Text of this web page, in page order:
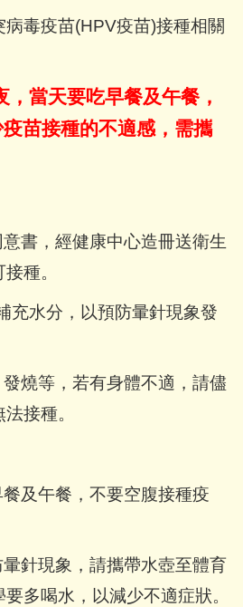
病毒疫苗(HPV疫苗)接種相關
當天要吃早餐及午餐，
苗接種的不適感，需攜
書，經健康中心造冊送衛生
種。
充水分，以預防暈針現象發
燒等，若有身體不適，請儘
接種。
及午餐，不要空腹接種疫
針現象，請攜帶水壺至體育
多喝水，以減少不適症狀。